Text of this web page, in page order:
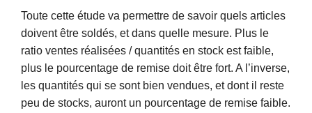
Toute cette étude va permettre de savoir quels articles
doivent être soldés, et dans quelle mesure. Plus le
ratio ventes réalisées / quantités en stock est faible,
plus le pourcentage de remise doit être fort. A l’inverse,
les quantités qui se sont bien vendues, et dont il reste
peu de stocks, auront un pourcentage de remise faible.